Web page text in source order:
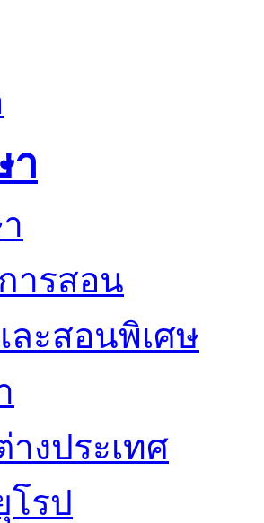
า
ารสอน
ะสอนพิเศษ
งประเทศ
โรป